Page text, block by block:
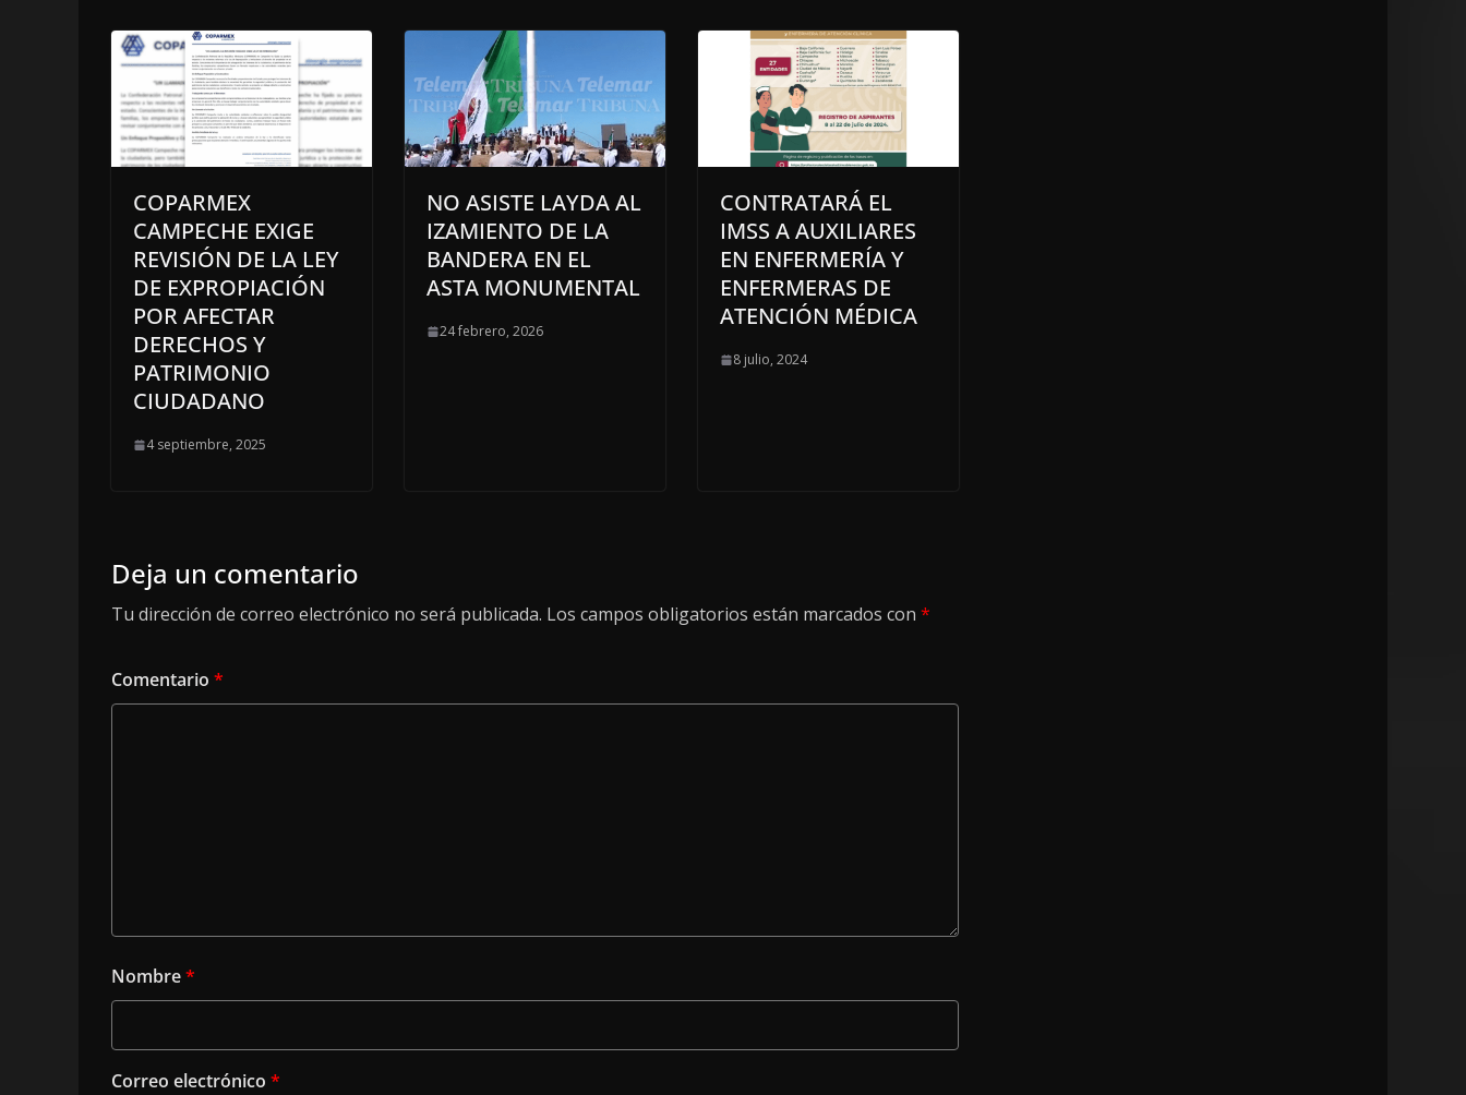
COPARMEX
CAMPECHE EXIGE
REVISIÓN DE LA LEY
DE EXPROPIACIÓN
POR AFECTAR
DERECHOS Y
PATRIMONIO
CIUDADANO
4 septiembre, 2025
NO ASISTE LAYDA AL
IZAMIENTO DE LA
BANDERA EN EL
ASTA MONUMENTAL
24 febrero, 2026
CONTRATARÁ EL
IMSS A AUXILIARES
EN ENFERMERÍA Y
ENFERMERAS DE
ATENCIÓN MÉDICA
8 julio, 2024
Deja un comentario
Tu dirección de correo electrónico no será publicada. Los campos obligatorios están marcados con *
Comentario *
Nombre*
Correo electrónico *